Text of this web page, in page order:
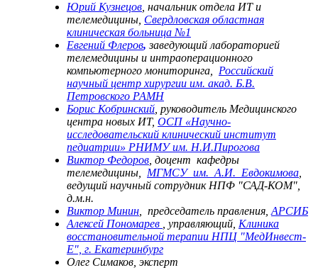
Юрий Кузнецов , начальник отдела ИТ и
телемедицины, Свердловская областная
клиническая больница №1
Евгений Флеров, заведующий лабораторией
телемедицины и интраоперационного
компьютерного мониторинга, Российский
научный центр хирургии им. акад. Б.В.
Петровского РАМН
Борис Кобринский , руководитель Медицинского
центра новых ИТ, ОСП «Научно-
исследовательский клинический институт
педиатрии» РНИМУ им. Н.И.Пирогова
Виктор Федоров , доцент кафедры
телемедицины, МГМСУ им. А.И. Евдокимова
ведущий научный сотрудник НПФ "САД-КОМ",
д.м.н.
Виктор Минин , председатель правления, АРСИБ
Алексей Пономарев
, управляющий, Клиника
восстановительной терапии НПЦ "МедИнвест-
Е", г. Екатеринбург
Олег Симаков, эксперт